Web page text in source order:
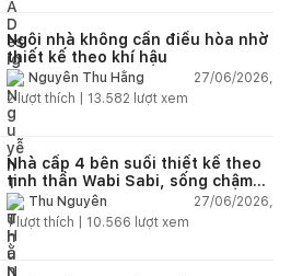
Ngôi nhà không cần điều hòa nhờ
thiết kế theo khí hậu
Nguyễn Thu Hằng
27/06/2026,
2lượt thích | 13.582 lượt xem
Nhà cấp 4 bên suối thiết kế theo
tinh thần Wabi Sabi, sống chậm
giữa thiên nhiên
Thu Nguyễn
27/06/2026,
1lượt thích | 10.566 lượt xem